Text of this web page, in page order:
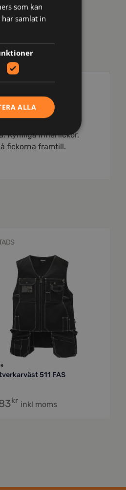
att förhindra skav.
Rymliga innerfickor,
fickorna framtill.
511 FAS
kr inkl moms
som kan
samlat in
ALLA